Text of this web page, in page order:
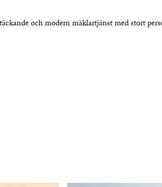
och modern mäklartjänst med stort